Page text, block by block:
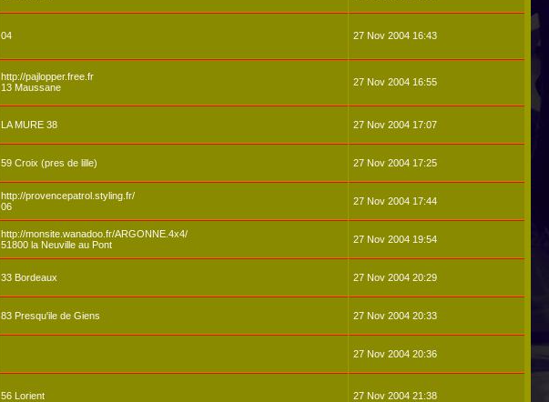
04 27 Nov 2004 16:43
http://pajlopper.free.fr
13 Maussane
27 Nov 2004 16:55
LA MURE 38 27 Nov 2004 17:07
59 Croix (pres de lille) 27 Nov 2004 17:25
http://provencepatrol.styling.fr/
06
27 Nov 2004 17:44
http://monsite.wanadoo.fr/ARGONNE.4x4/
51800 la Neuville au Pont
27 Nov 2004 19:54
33 Bordeaux 27 Nov 2004 20:29
83 Presqu'ile de Giens 27 Nov 2004 20:33
27 Nov 2004 20:36
56 Lorient 27 Nov 2004 21:38